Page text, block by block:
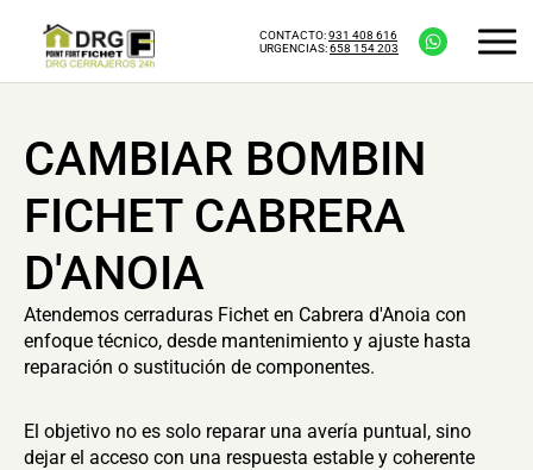
CONTACTO:931 408 616
URGENCIAS:658 154 203
CAMBIAR BOMBIN
FICHET CABRERA
D'ANOIA
Atendemos cerraduras Fichet en Cabrera d'Anoia con
enfoque técnico, desde mantenimiento y ajuste hasta
reparación o sustitución de componentes.
El objetivo no es solo reparar una avería puntual, sino
dejar el acceso con una respuesta estable y coherente